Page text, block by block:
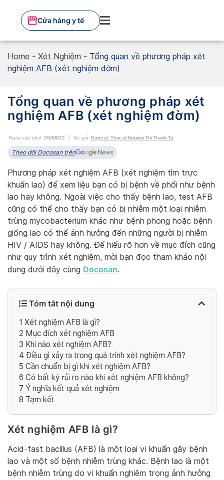
content
Cửa hàng y tế
Home - Xét Nghiệm - Tổng quan về phương pháp xét
nghiệm AFB (xét nghiệm đờm)
Tổng quan về phương pháp xét
nghiệm AFB (xét nghiệm đờm)
Ngày cập nhật: 29/08/22 Tác giả: Dược sĩ, Thạc sĩ Nguyễn Thị Thanh Tú
Theo dõi Docosan trên
Phương pháp xét nghiệm AFB (xét nghiệm tìm trực
khuẩn lao) để xem liệu bạn có bị bệnh về phổi như bệnh
lao hay không. Ngoài việc cho thấy bệnh lao, test AFB
cũng có thể cho thấy bạn có bị nhiễm một loại nhiễm
trùng mycobacterium khác như bệnh phong hoặc bệnh
giống lao có thể ảnh hưởng đến những người bị nhiễm
HIV / AIDS hay không. Để hiểu rõ hơn về mục đích cũng
như quy trình xét nghiệm, mời bạn đọc tham khảo nội
dung dưới đây cùng Docosan.
Tóm tắt nội dung
1 Xét nghiệm AFB là gì?
2 Mục đích xét nghiệm AFB
3 Khi nào xét nghiệm AFB?
4 Điều gì xảy ra trong quá trình xét nghiệm AFB?
5 Cần chuẩn bị gì khi xét nghiệm AFB?
6 Có bất kỳ rủi ro nào khi xét nghiệm AFB không?
7 Ý nghĩa kết quả xét nghiệm
8 Tạm kết
Xét nghiệm AFB là gì?
Acid-fast bacillus (AFB) là một loại vi khuẩn gây bệnh
lao và một số bệnh nhiễm trùng khác. Bệnh lao là một
bệnh nhiễm trùng do vi khuẩn nghiêm trọng ảnh hưởng